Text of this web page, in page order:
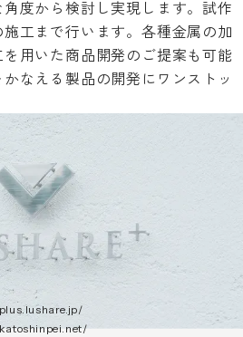
度から検討し実現します。試作
工まで行います。各種金属の加
用いた商品開発のご提案も可能
なえる製品の開発にワンストッ